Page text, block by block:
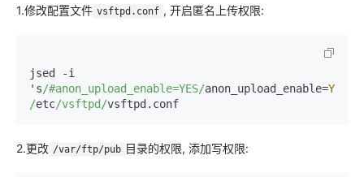
1.修改配置文件 vsftpd.conf , 开启匿名上传权限:
jsed -i
's/#anon_upload_enable=YES/anon_upload_enable=YES
/etc/vsftpd/vsftpd.conf
2.更改 /var/ftp/pub 目录的权限, 添加写权限: